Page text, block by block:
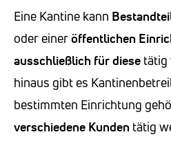
Eine Kantine kann
oder eineröffentlichen
ausschließlich für diese tätig
hinaus gibt es
bestimmten Einrichtung
verschiedene Kunden tätig